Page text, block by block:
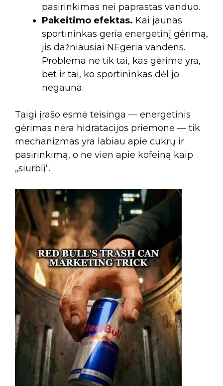
pasirinkimas nei paprastas vanduo.
Pakeitimo efektas. Kai jaunas
sportininkas geria energetinį gėrimą,
jis dažniausiai NEgeria vandens.
Problema ne tik tai, kas gėrime yra,
bet ir tai, ko sportininkas dėl jo
negauna.
Taigi įrašo esmė teisinga — energetinis
gėrimas nėra hidratacijos priemonė — tik
mechanizmas yra labiau apie cukrų ir
pasirinkimą, o ne vien apie kofeiną kaip
„siurblį“.